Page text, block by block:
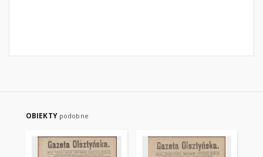
OBIEKTY podobne